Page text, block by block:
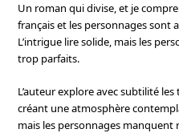
Un roman qui divise, et je
français et les personnages sont
L’intrigue lire solide, mais les
trop parfaits.
L’auteur explore avec subtilité
créant une atmosphère
mais les personnages